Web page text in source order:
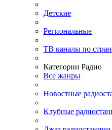
Детские
Региональные
ТВ каналы по
Категории Радио
Все жанры
Новостные
Клубные